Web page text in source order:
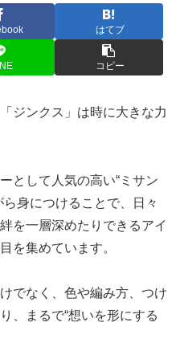
はてブ
コピー
ジンクス」は時に大きな力
として人気の高い“ミサン
身につけることで、日々
を一層深めたりできるアイ
を集めています。
でなく、色や編み方、つけ
、まるで“想いを形にする